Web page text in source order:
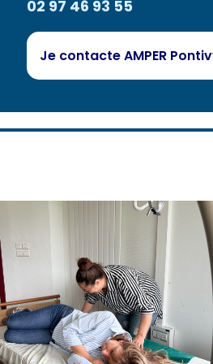
02 97 46 93 55
Je contacte AMPER